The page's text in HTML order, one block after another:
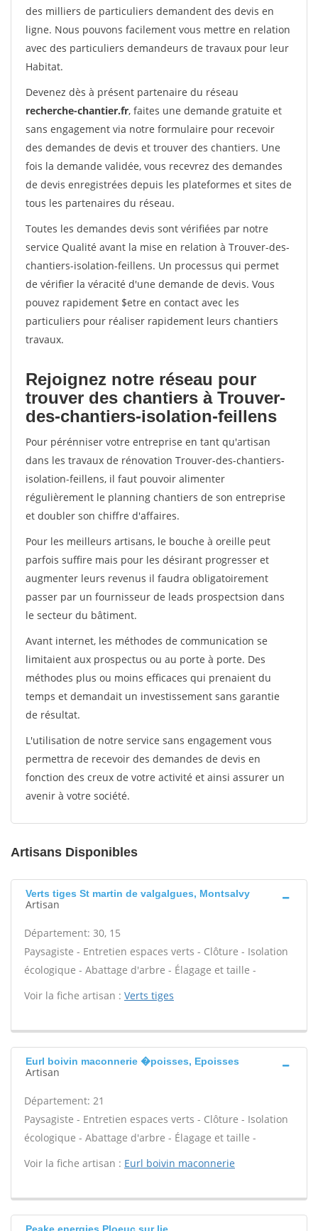
des milliers de particuliers demandent des devis en
ligne. Nous pouvons facilement vous mettre en relation
avec des particuliers demandeurs de travaux pour leur
Habitat.
Devenez dès à présent partenaire du réseau
recherche-chantier.fr, faites une demande gratuite et
sans engagement via notre formulaire pour recevoir
des demandes de devis et trouver des chantiers. Une
fois la demande validée, vous recevrez des demandes
de devis enregistrées depuis les plateformes et sites de
tous les partenaires du réseau.
Toutes les demandes devis sont vérifiées par notre
service Qualité avant la mise en relation à Trouver-des-
chantiers-isolation-feillens. Un processus qui permet
de vérifier la véracité d'une demande de devis. Vous
pouvez rapidement $etre en contact avec les
particuliers pour réaliser rapidement leurs chantiers
travaux.
Rejoignez notre réseau pour
trouver des chantiers à Trouver-
des-chantiers-isolation-feillens
Pour pérénniser votre entreprise en tant qu'artisan
dans les travaux de rénovation Trouver-des-chantiers-
isolation-feillens, il faut pouvoir alimenter
régulièrement le planning chantiers de son entreprise
et doubler son chiffre d'affaires.
Pour les meilleurs artisans, le bouche à oreille peut
parfois suffire mais pour les désirant progresser et
augmenter leurs revenus il faudra obligatoirement
passer par un fournisseur de leads prospectsion dans
le secteur du bâtiment.
Avant internet, les méthodes de communication se
limitaient aux prospectus ou au porte à porte. Des
méthodes plus ou moins efficaces qui prenaient du
temps et demandait un investissement sans garantie
de résultat.
L'utilisation de notre service sans engagement vous
permettra de recevoir des demandes de devis en
fonction des creux de votre activité et ainsi assurer un
avenir à votre société.
Artisans Disponibles
Verts tiges St martin de valgalgues, Montsalvy
Artisan
Département: 30, 15
Paysagiste - Entretien espaces verts - Clôture - Isolation
écologique - Abattage d'arbre - Élagage et taille -
Voir la fiche artisan : Verts tiges
Eurl boivin maconnerie �poisses, Epoisses
Artisan
Département: 21
Paysagiste - Entretien espaces verts - Clôture - Isolation
écologique - Abattage d'arbre - Élagage et taille -
Voir la fiche artisan : Eurl boivin maconnerie